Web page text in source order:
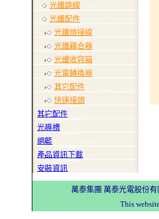
光纖跳線
光纖配件
光纖熔接線
光纖藕合器
光纖收容箱
光電轉換器
其它配件
快速接頭
其它配件
光導槽
網籃
產品資訊下載
安裝資訊
萬泰集團 萬泰光電股份
This